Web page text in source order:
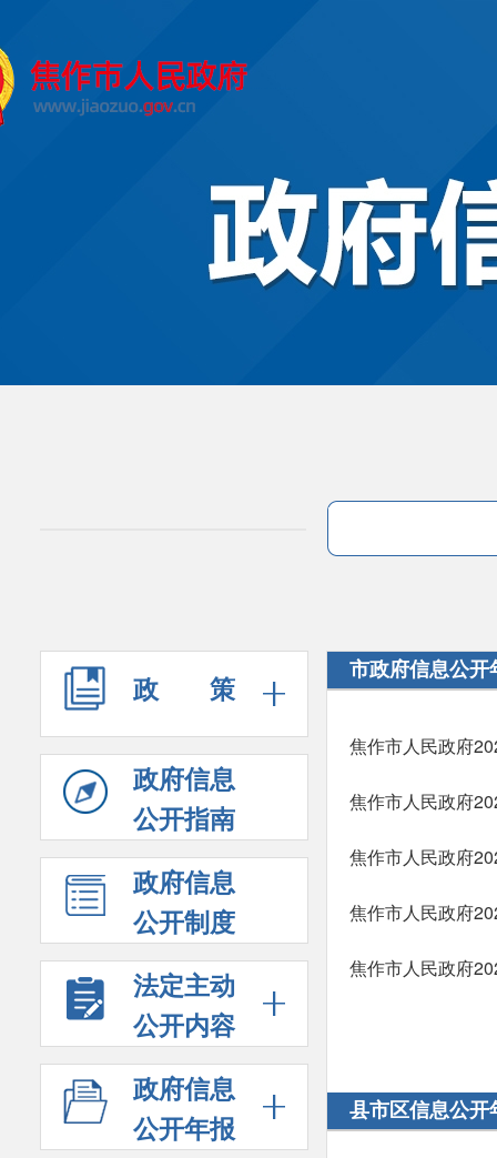
政 策
政府信息
公开指南
政府信息
公开制度
法定主动
公开内容
政府信息
公开年报
市政府信息公开
焦作市人民政府
焦作市人民政府
焦作市人民政府
焦作市人民政府
焦作市人民政府
县市区信息公开